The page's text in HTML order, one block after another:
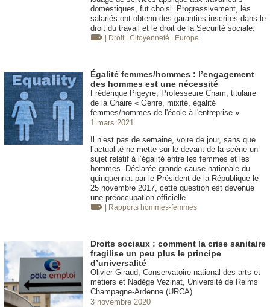
domestiques, fut choisi. Progressivement, les
salariés ont obtenu des garanties inscrites dans le
droit du travail et le droit de la Sécurité sociale.
| Droit | Citoyenneté | Europe
Égalité femmes/hommes : l’engagement
des hommes est une nécessité
Frédérique Pigeyre, Professeure Cnam, titulaire
de la Chaire « Genre, mixité, égalité
femmes/hommes de l'école à l'entreprise »
1 mars 2021
Il n’est pas de semaine, voire de jour, sans que
l’actualité ne mette sur le devant de la scène un
sujet relatif à l’égalité entre les femmes et les
hommes. Déclarée grande cause nationale du
quinquennat par le Président de la République le
25 novembre 2017, cette question est devenue
une préoccupation officielle.
| Rapports hommes-femmes
Droits sociaux : comment la crise sanitaire
fragilise un peu plus le principe
d’universalité
Olivier Giraud, Conservatoire national des arts et
métiers et Nadège Vezinat, Université de Reims
Champagne-Ardenne (URCA)
3 novembre 2020